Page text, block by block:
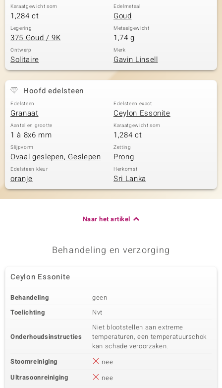
Karaatgewicht som
1,284 ct
Edelmetaal
Goud
Legering
375 Goud / 9K
Metaalgewicht
1,74 g
Ontwerp
Solitaire
Merk
Gavin Linsell
Hoofd edelsteen
Edelsteen
Granaat
Edelsteen exact
Ceylon Essonite
Aantal en grootte
1 à 8x6 mm
Karaatgewicht som
1,284 ct
Slijpvorm
Ovaal geslepen, Geslepen
Zetting
Prong
Edelsteen kleur
oranje
Herkomst
Sri Lanka
Naar het artikel
Behandeling en verzorging
Ceylon Essonite
Behandeling
geen
Toelichting
Nvt
Onderhoudsinstructies
Niet blootstellen aan extreme
temperaturen, een temperatuurschok
kan schade veroorzaken.
Stoomreiniging
nee
Ultrasoonreiniging
nee